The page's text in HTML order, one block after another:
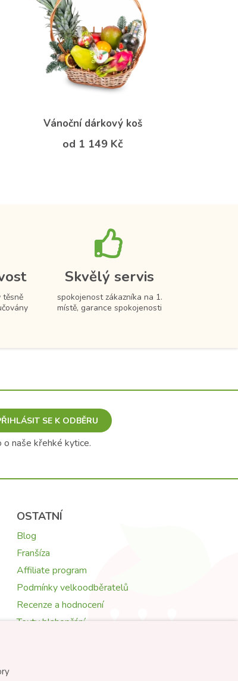
Vánoční dárkový koš
od 1 149 Kč
těsně
Skvělý servis
spokojenost zákazníka na 1.
místě, garance spokojenosti
SE K ODBĚRU
o naše křehké kytice.
OSTATNÍ
Blog
Franšíza
Affiliate program
Podmínky velkoodběratelů
Recenze a hodnocení
Texty blahopřání